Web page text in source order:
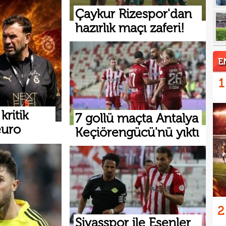
Çaykur Rizespor'dan
hazırlık maçı zaferi!
7 gollü maçta Antalya
Keçiörengücü'nü yıktı
Sivasspor ile Esenler
1
2